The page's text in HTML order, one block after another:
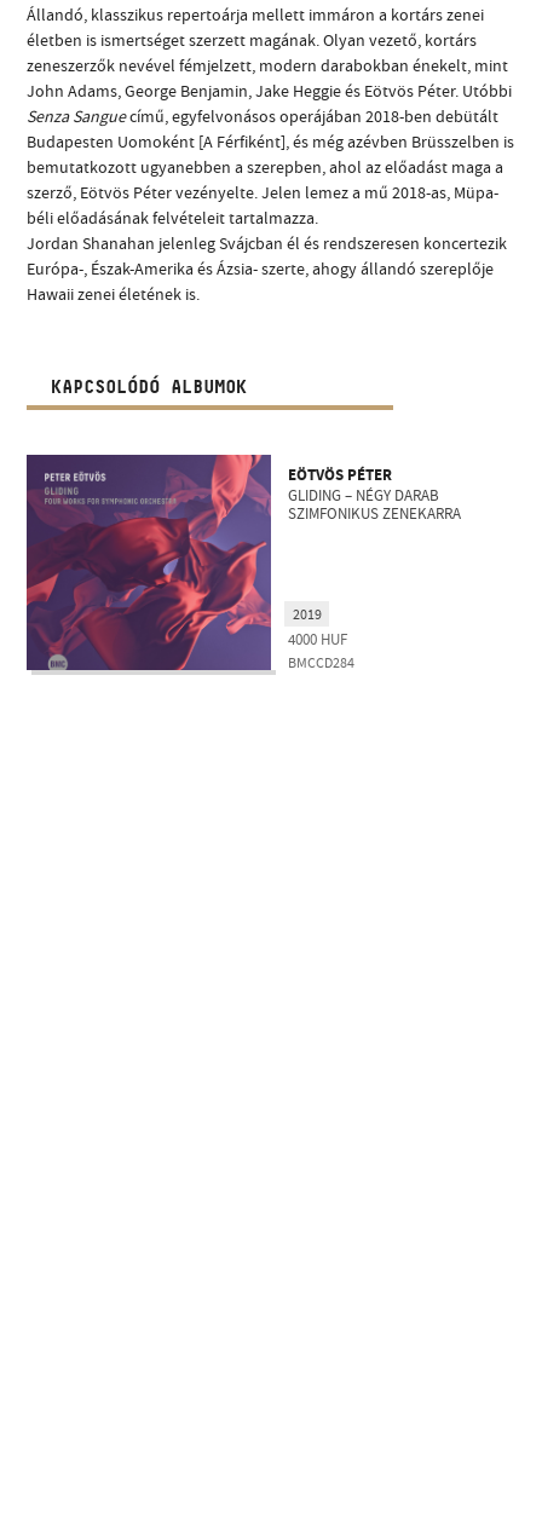
Állandó, klasszikus repertoárja mellett immáron a kortárs zenei
életben is ismertséget szerzett magának. Olyan vezető, kortárs
zeneszerzők nevével fémjelzett, modern darabokban énekelt, mint
John Adams, George Benjamin, Jake Heggie és Eötvös Péter. Utóbbi
Senza Sanguecímű, egyfelvonásos operájában 2018-ben debütált
Budapesten Uomoként [A Férfiként], és még azévben Brüsszelben is
bemutatkozott ugyanebben a szerepben, ahol az előadást maga a
szerző, Eötvös Péter vezényelte. Jelen lemez a mű 2018-as, Müpa-
béli előadásának felvételeit tartalmazza.
Jordan Shanahan jelenleg Svájcban él és rendszeresen koncertezik
Európa-, Észak-Amerika és Ázsia- szerte, ahogy állandó szereplője
Hawaii zenei életének is.
KAPCSOLÓDÓ ALBUMOK
EÖTVÖS PÉTER
GLIDING – NÉGY DARAB
SZIMFONIKUS ZENEKARRA
4000 HUF
BMCCD284
2019